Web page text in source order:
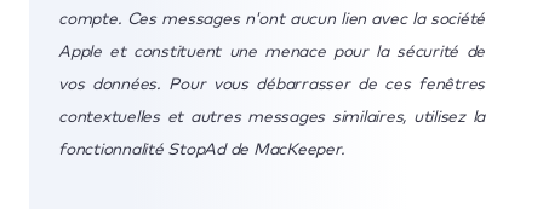
compte. Ces messages n'ont aucun lien avec la société
Apple et constituent une menace pour la sécurité de
vos données. Pour vous débarrasser de ces fenêtres
contextuelles et autres messages similaires, utilisez la
fonctionnalité StopAd de MacKeeper.